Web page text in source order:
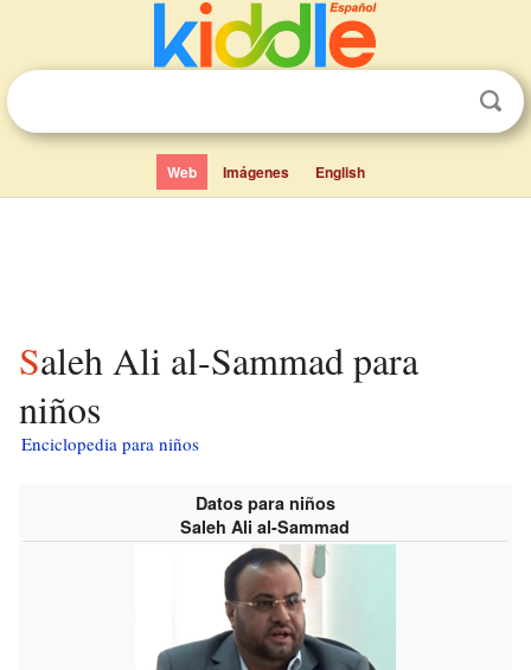
Web Imágenes English
Saleh Ali al-Sammad para
niños
Enciclopedia para niños
Datos para niños
Saleh Ali al-Sammad